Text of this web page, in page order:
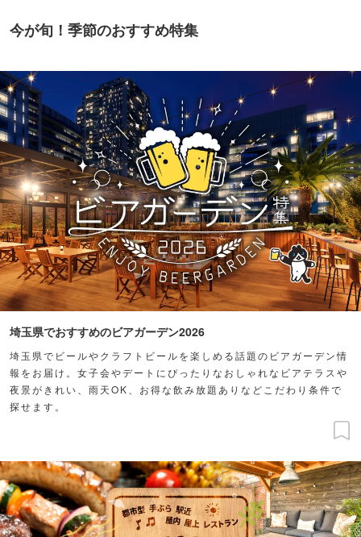
今が旬！季節のおすすめ特集
埼玉県でおすすめのビアガーデン2026
埼玉県でビールやクラフトビールを楽しめる話題のビアガーデン情
報をお届け。女子会やデートにぴったりなおしゃれなビアテラスや
夜景がきれい、雨天OK、お得な飲み放題ありなどこだわり条件で
探せます。